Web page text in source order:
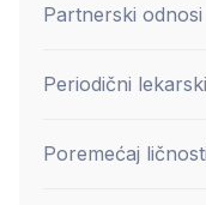
Partnerski odnosi
Periodični
Poremećaj ličnosti